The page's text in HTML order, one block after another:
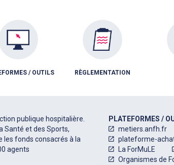
/ OUTILS RÈGLEMENTATION
publique hospitalière.
Santé et des Sports,
les fonds consacrés à la
agents
PLATEFORMES /
metiers.anfh.fr
plateforme-
La ForMuLE
Organismes de